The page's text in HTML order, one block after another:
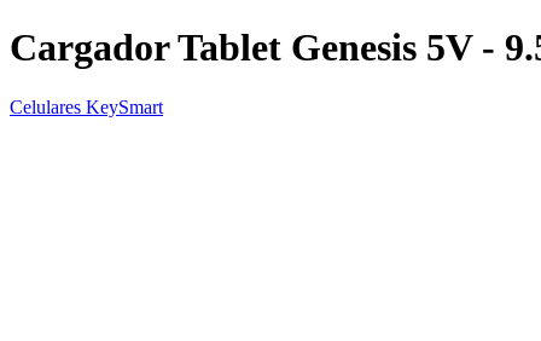
Cargador Tablet Genesis 5V -
Celulares KeySmart